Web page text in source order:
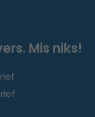
Mis niks!